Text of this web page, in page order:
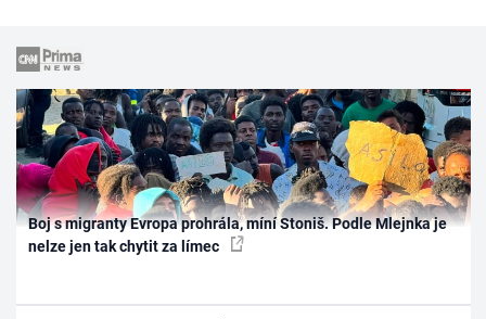
Boj s migranty Evropa prohrála, míní Stoniš. Podle Mlejnka je
nelze jen tak chytit za límec